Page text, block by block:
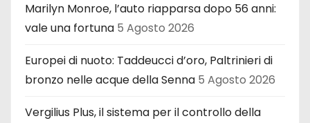
Marilyn Monroe, l’auto riapparsa dopo 56 anni:
vale una fortuna 5 Agosto 2026
Europei di nuoto: Taddeucci d’oro, Paltrinieri di
bronzo nelle acque della Senna 5 Agosto 2026
Vergilius Plus, il sistema per il controllo della